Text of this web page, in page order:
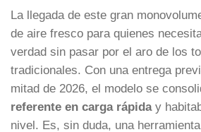
La llegada de este gran
de aire fresco para quienes
verdad sin pasar por el aro de los
tradicionales. Con una entrega
mitad de 2026, el modelo se
referente en carga rápiday
nivel. Es, sin duda, una